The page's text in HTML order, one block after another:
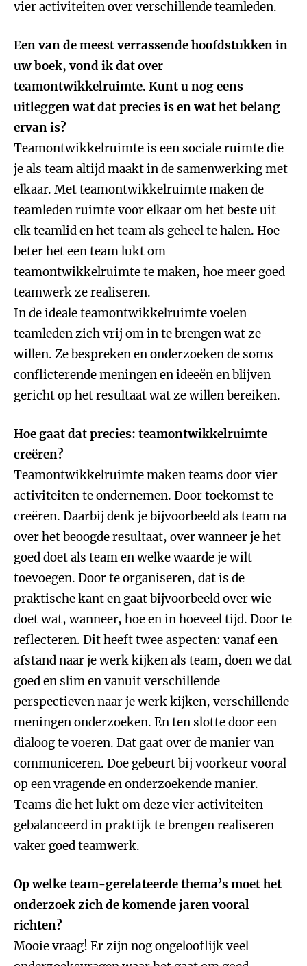
vier activiteiten over verschillende teamleden.
Een van de meest verrassende hoofdstukken in
uw boek, vond ik dat over
teamontwikkelruimte. Kunt u nog eens
uitleggen wat dat precies is en wat het belang
ervan is?
Teamontwikkelruimte is een sociale ruimte die
je als team altijd maakt in de samenwerking met
elkaar. Met teamontwikkelruimte maken de
teamleden ruimte voor elkaar om het beste uit
elk teamlid en het team als geheel te halen. Hoe
beter het een team lukt om
teamontwikkelruimte te maken, hoe meer goed
teamwerk ze realiseren.
In de ideale teamontwikkelruimte voelen
teamleden zich vrij om in te brengen wat ze
willen. Ze bespreken en onderzoeken de soms
conflicterende meningen en ideeën en blijven
gericht op het resultaat wat ze willen bereiken.
Hoe gaat dat precies: teamontwikkelruimte
creëren?
Teamontwikkelruimte maken teams door vier
activiteiten te ondernemen. Door toekomst te
creëren. Daarbij denk je bijvoorbeeld als team na
over het beoogde resultaat, over wanneer je het
goed doet als team en welke waarde je wilt
toevoegen. Door te organiseren, dat is de
praktische kant en gaat bijvoorbeeld over wie
doet wat, wanneer, hoe en in hoeveel tijd. Door te
reflecteren. Dit heeft twee aspecten: vanaf een
afstand naar je werk kijken als team, doen we dat
goed en slim en vanuit verschillende
perspectieven naar je werk kijken, verschillende
meningen onderzoeken. En ten slotte door een
dialoog te voeren. Dat gaat over de manier van
communiceren. Doe gebeurt bij voorkeur vooral
op een vragende en onderzoekende manier.
Teams die het lukt om deze vier activiteiten
gebalanceerd in praktijk te brengen realiseren
vaker goed teamwerk.
Op welke team-gerelateerde thema’s moet het
onderzoek zich de komende jaren vooral
richten?
Mooie vraag! Er zijn nog ongelooflijk veel